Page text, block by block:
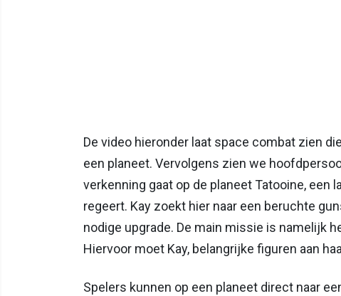
De video hieronder laat space combat zien
een planeet. Vervolgens zien we
verkenning gaat op de planeet Tatooine, een
regeert. Kay zoekt hier naar een beruchte
nodige upgrade. De main missie is namelijk
Hiervoor moet Kay, belangrijke figuren aan
Spelers kunnen op een planeet direct naar